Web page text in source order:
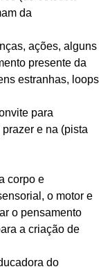
da
ações, alguns
presente da
estranhas, loops
para
e na (pista
corpo e
o motor e
o pensamento
a criação de
do